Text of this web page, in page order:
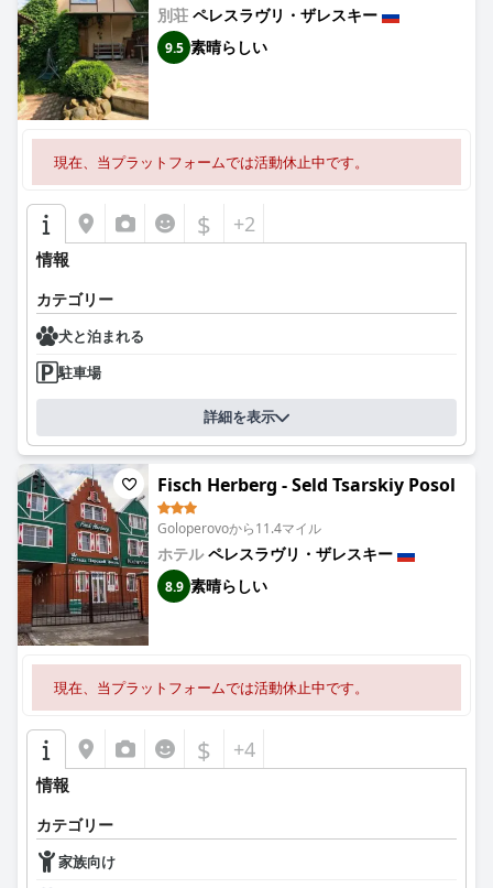
別荘 ペレスラヴリ・ザレスキー
9.5 素晴らしい
現在、当プラットフォームでは活動休止中です。
$ +2
情報
カテゴリー
犬と泊まれる
駐車場
詳細を表示
Fisch Herberg - Seld Tsarskiy Posol
Goloperovoから11.4マイル
ホテルペレスラヴリ・ザレスキー
8.9 素晴らしい
現在、当プラットフォームでは活動休止中です。
$ +4
情報
カテゴリー
家族向け